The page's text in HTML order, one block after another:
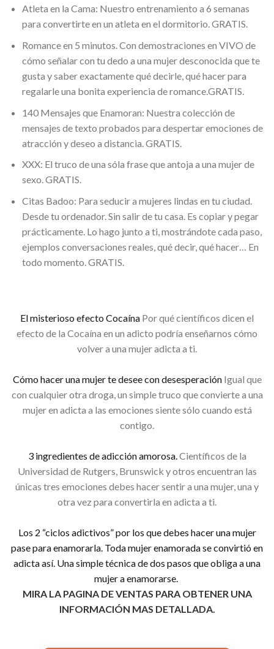
Atleta en la Cama: Nuestro entrenamiento a 6 semanas
para convertirte en un atleta en el dormitorio. GRATIS.
Romance en 5 minutos. Con demostraciones en VIVO de
cómo señalar con tu dedo a una mujer desconocida que te
gusta y saber exactamente qué decirle, qué hacer para
regalarle una bonita experiencia de romance.GRATIS.
140 Mensajes que Enamoran: Nuestra colección de
mensajes de texto probados para despertar emociones de
atracción y deseo a distancia. GRATIS.
XXX: El truco de una sóla frase que antoja a una mujer de
sexo. GRATIS.
Citas Badoo: Para seducir a mujeres lindas en tu ciudad.
Desde tu ordenador. Sin salir de tu casa. Es copiar y pegar
prácticamente. Lo hago junto a ti, mostrándote cada paso,
ejemplos conversaciones reales, qué decir, qué hacer… En
todo momento. GRATIS.
El misterioso efecto Cocaína Por qué científicos dicen el
efecto de la Cocaína en un adicto podría enseñarnos cómo
volver a una mujer adicta a ti.
Cómo hacer una mujer te desee con desesperaciónIgual que
con cualquier otra droga, un simple truco que convierte a una
mujer en adicta a las emociones siente sólo cuando está
contigo.
3 ingredientes de adicción amorosa.Científicos de la
Universidad de Rutgers, Brunswick y otros encuentran las
únicas tres emociones debes hacer sentir a una mujer, una y
otra vez para convertirla en adicta a ti.
Los 2 “ciclos adictivos” por los que debes hacer una mujer
pase para enamorarla. Toda mujer enamorada se convirtió en
adicta así. Una simple técnica de dos pasos que obliga a una
mujer a enamorarse.
MIRA LA PAGINA DE VENTAS PARA OBTENER UNA
INFORMACIÓN MAS DETALLADA.